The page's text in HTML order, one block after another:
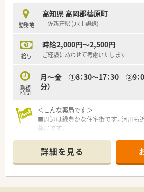
勤務地
高知県 高岡郡檮原町
土佐新荘駅 (JR土讃線)
給与
時給2,000円～2,500円
ご経験にあわせて考慮いたします
勤務
時間
月～金 ①8：30～17：30 ②9：
分）
＜こんな薬局です＞
■周辺は緑豊かな住宅街です。河川も
薬局です。
■応需科目は内科・眼科・小児科・整形
■常時2名体制でまわしている店舗で
＜業務内容＞
詳細を見る